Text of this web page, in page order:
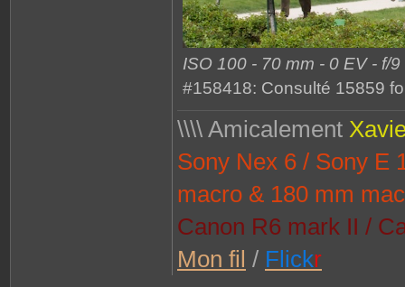
ISO 100 - 70 mm - 0 EV - f/
#158418: Consulté 15859
\\\\ Amicalement
Sony Nex 6 / Sony E
macro & 180 mm
Canon R6 mark II /
Mon fil / Flickr